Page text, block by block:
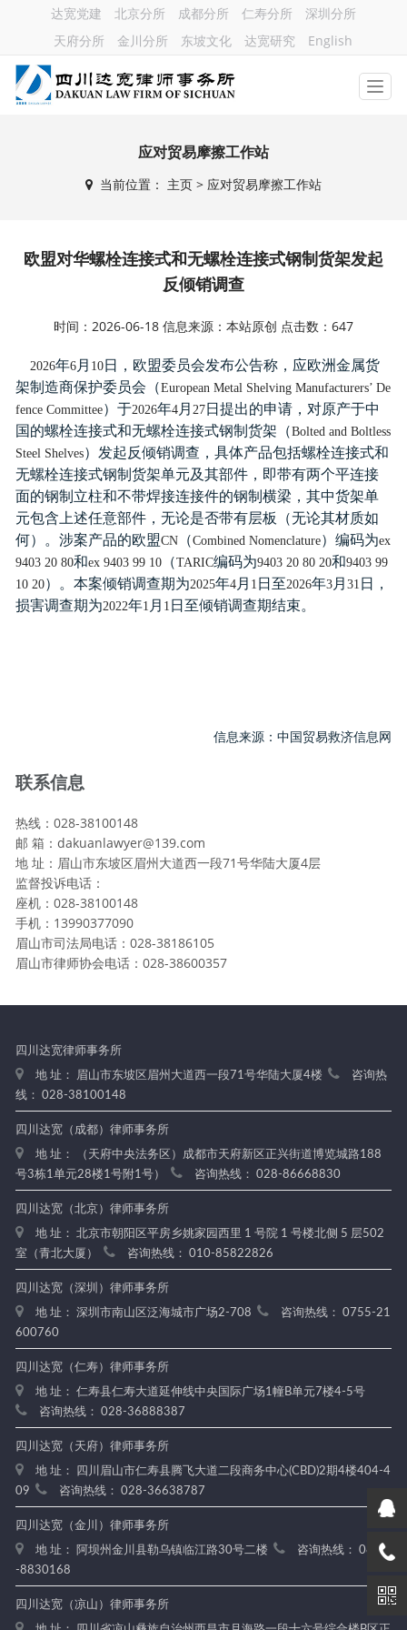
达宽党建 北京分所 成都分所 仁寿分所
深圳分所
天府分所
金川分所 东坡文化 达宽研究 English
应对贸易摩擦工作站
当前位置： 主页> 应对贸易摩擦工作站
欧盟对华螺栓连接式和无螺栓连接式钢制货架发起
反倾销调查
时间：2026-06-18 信息来源：本站原创 点击数：647
2026年6 月 10 日，欧盟委员会发布公告称，应欧洲金属货
架制造商保护委员会（European Metal Shelving Manufacturers’ De
fence Committee）于2026年4 月 27 日提出的申请，对原产于中
国的螺栓连接式和无螺栓连接式钢制货架（Bolted and Boltless
Steel Shelves）发起反倾销调查，具体产品包括螺栓连接式和
无螺栓连接式钢制货架单元及其部件，即带有两个平连接
面的钢制立柱和不带焊接连接件的钢制横梁，其中货架单
元包含上述任意部件，无论是否带有层板（无论其材质如
何）。涉案产品的欧盟CN （Combined Nomenclature）编码为ex
9403 20 80和ex 9403 99 10 （TARIC编码为9403 20 80 20和9403 99
10 20）。本案倾销调查期为2025年4 月 1 日至2026年3 月31 日，
损害调查期为2022年1 月 1 日至倾销调查期结束。
信息来源：中国贸易救济信息网
联系信息
热线：028-38100148
邮 箱：dakuanlawyer@139.com
地 址：眉山市东坡区眉州大道西一段71号华陆大厦4层
监督投诉电话：
座机：028-38100148
手机：13990377090
眉山市司法局电话：028-38186105
眉山市律师协会电话：028-38600357
四川达宽律师事务所
地 址： 眉山市东坡区眉州大道西一段71号华陆大厦4楼
咨询热
线： 028-38100148
四川达宽（成都）律师事务所
地 址： （天府中央法务区）成都市天府新区正兴街道博览城路188
号3栋1单元28楼1号附1号）
咨询热线： 028-86668830
四川达宽（北京）律师事务所
地 址： 北京市朝阳区平房乡姚家园西里 1 号院 1 号楼北侧 5 层502
室（青北大厦）
咨询热线： 010-85822826
四川达宽（深圳）律师事务所
地 址： 深圳市南山区泛海城市广场2-708
咨询热线： 0755-21
600760
四川达宽（仁寿）律师事务所
地 址： 仁寿县仁寿大道延伸线中央国际广场1幢B单元7楼4-5号
咨询热线： 028-36888387
四川达宽（天府）律师事务所
地 址： 四川眉山市仁寿县腾飞大道二段商务中心(CBD)2期4楼404-4
09
咨询热线： 028-36638787
四川达宽（金川）律师事务所
地 址： 阿坝州金川县勒乌镇临江路30号二楼
咨询热线： 0837
-8830168
四川达宽（凉山）律师事务所